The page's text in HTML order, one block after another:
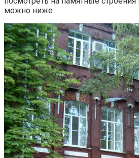
можно ниже.